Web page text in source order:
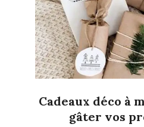
Cadeaux déco à
gâter vos